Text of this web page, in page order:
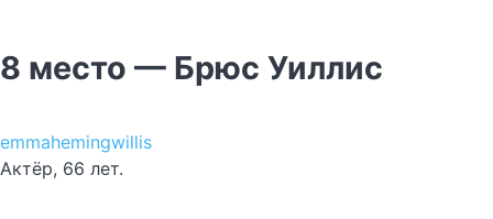
8 место — Брюс Уиллис
emmahemingwillis
Актёр, 66 лет.